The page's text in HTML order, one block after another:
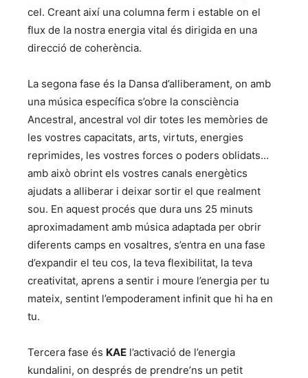
cel. Creant així una columna ferm i estable on el
flux de la nostra energia vital és dirigida en una
direcció de coherència.
La segona fase és la Dansa d’alliberament, on amb
una música específica s’obre la consciència
Ancestral, ancestral vol dir totes les memòries de
les vostres capacitats, arts, virtuts, energies
reprimides, les vostres forces o poders oblidats…
amb això obrint els vostres canals energètics
ajudats a alliberar i deixar sortir el que realment
sou. En aquest procés que dura uns 25 minuts
aproximadament amb música adaptada per obrir
diferents camps en vosaltres, s’entra en una fase
d’expandir el teu cos, la teva flexibilitat, la teva
creativitat, aprens a sentir i moure l’energia per tu
mateix, sentint l’empoderament infinit que hi ha en
tu.
Tercera fase és KAE l’activació de l’energia
kundalini, on després de prendre’ns un petit